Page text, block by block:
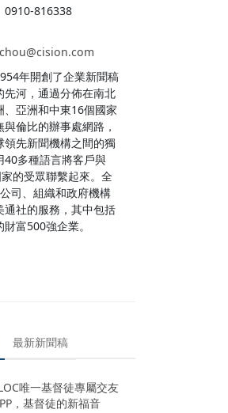
0910-816338
年開創了企業新聞稿
先河，通過分佈在南北
、亞洲和中東16個國家
倫比的辦事處網路，
領先新聞機構之間的獨
40多種語言將客戶與
的受眾聯繫起來。全
司、組織和政府機構
通社的服務，其中包括
富500強企業。
最新新聞稿
唯一基督徒專屬交友
，基督徒的新福音